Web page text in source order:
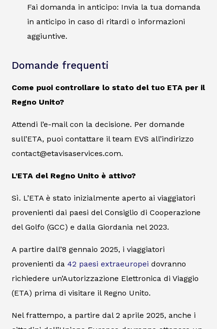
Fai domanda in anticipo: Invia la tua domanda
in anticipo in caso di ritardi o informazioni
aggiuntive.
Domande frequenti
Come puoi controllare lo stato del tuo ETA per il
Regno Unito?
Attendi l’e-mail con la decisione. Per domande
sull’ETA, puoi contattare il team EVS all’indirizzo
contact@etavisaservices.com.
L’ETA del Regno Unito è attivo?
Sì. L’ETA è stato inizialmente aperto ai viaggiatori
provenienti dai paesi del Consiglio di Cooperazione
del Golfo (GCC) e dalla Giordania nel 2023.
A partire dall’8 gennaio 2025, i viaggiatori
provenienti da 42 paesi extraeuropei dovranno
richiedere un’Autorizzazione Elettronica di Viaggio
(ETA) prima di visitare il Regno Unito.
Nel frattempo, a partire dal 2 aprile 2025, anche i